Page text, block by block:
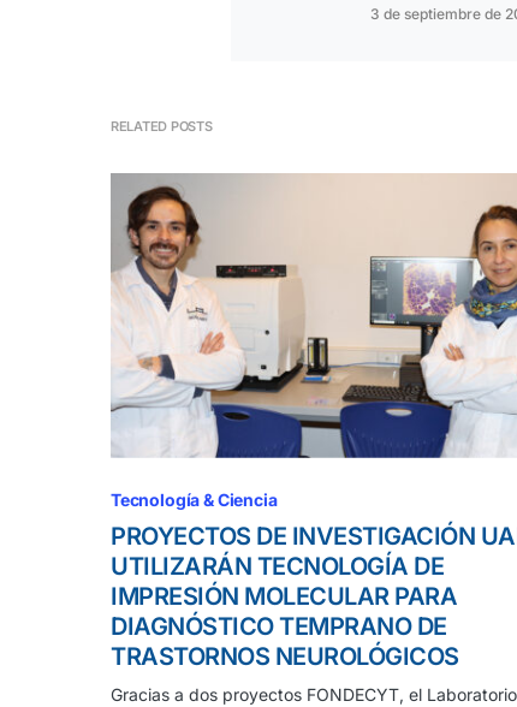
3 de septiembre de
RELATED POSTS
Tecnología & Ciencia
PROYECTOS DE INVESTIGACIÓN
UTILIZARÁN TECNOLOGÍA DE
IMPRESIÓN MOLECULAR PARA
DIAGNÓSTICO TEMPRANO DE
TRASTORNOS NEUROLÓGICOS
Gracias a dos proyectos FONDECYT, el